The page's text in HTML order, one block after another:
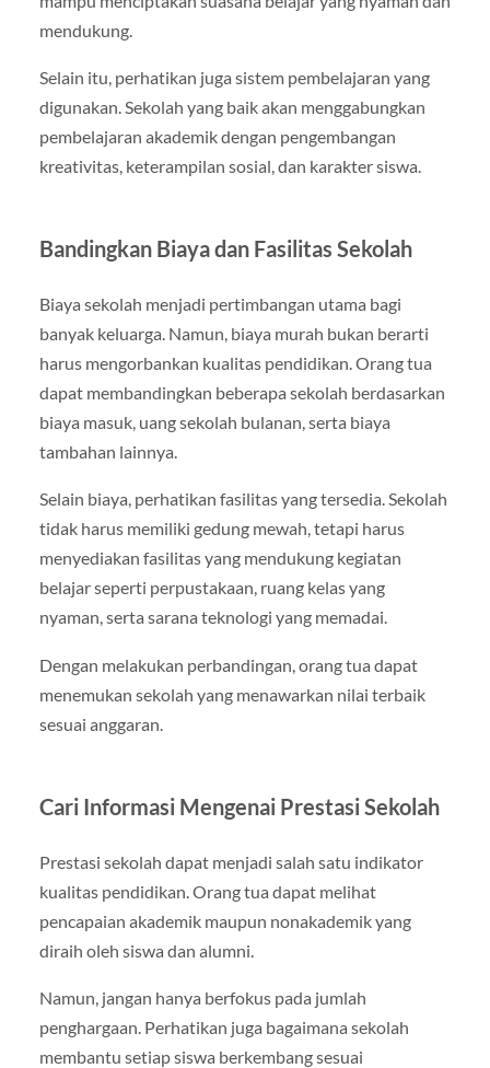
mendukung.
Selain itu, perhatikan juga sistem pembelajaran yang
digunakan. Sekolah yang baik akan menggabungkan
pembelajaran akademik dengan pengembangan
kreativitas, keterampilan sosial, dan karakter siswa.
Bandingkan Biaya dan Fasilitas Sekolah
Biaya sekolah menjadi pertimbangan utama bagi
banyak keluarga. Namun, biaya murah bukan berarti
harus mengorbankan kualitas pendidikan. Orang tua
dapat membandingkan beberapa sekolah berdasarkan
biaya masuk, uang sekolah bulanan, serta biaya
tambahan lainnya.
Selain biaya, perhatikan fasilitas yang tersedia. Sekolah
tidak harus memiliki gedung mewah, tetapi harus
menyediakan fasilitas yang mendukung kegiatan
belajar seperti perpustakaan, ruang kelas yang
nyaman, serta sarana teknologi yang memadai.
Dengan melakukan perbandingan, orang tua dapat
menemukan sekolah yang menawarkan nilai terbaik
sesuai anggaran.
Cari Informasi Mengenai Prestasi Sekolah
Prestasi sekolah dapat menjadi salah satu indikator
kualitas pendidikan. Orang tua dapat melihat
pencapaian akademik maupun nonakademik yang
diraih oleh siswa dan alumni.
Namun, jangan hanya berfokus pada jumlah
penghargaan. Perhatikan juga bagaimana sekolah
membantu setiap siswa berkembang sesuai